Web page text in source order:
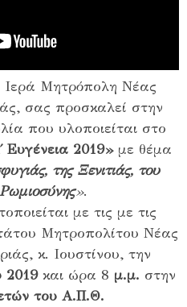
Ιερά Μητρόπολη Νέας
σας προσκαλεί στην
που υλοποιείται στο
Ευγένεια 2019»με θέμα
της Ξενιτιάς, του
».
με τις με τις
Μητροπολίτου Νέας
κ. Ιουστίνου, την
2019και ώρα 8 μ.μ. στην
του Α.Π.Θ.